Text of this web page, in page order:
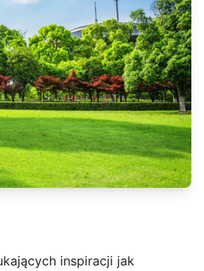
inspiracji jak